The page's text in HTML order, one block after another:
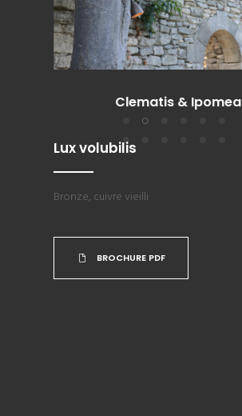
Clematis & Ipomea
Lux volubilis
Bronze, cuivre vieilli
BROCHURE PDF